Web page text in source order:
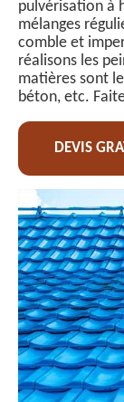
pulvérisation à
mélanges
comble et
réalisons les
matières sont
béton, etc.
DEVIS